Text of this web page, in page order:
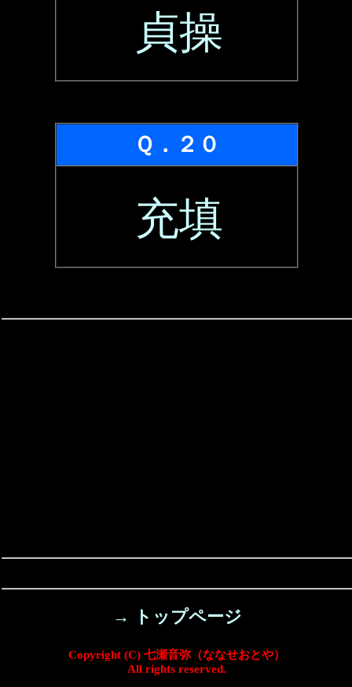
貞操
Ｑ．２０
充填
→ トップページ
Copyright (C) 七瀬音弥（ななせおとや）
All rights reserved.